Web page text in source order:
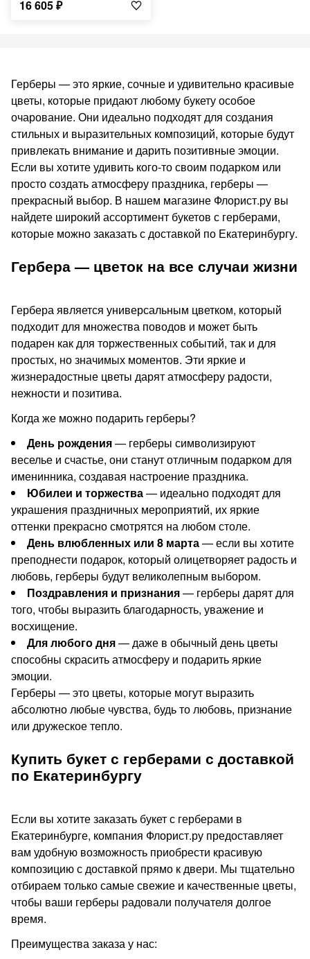
16 605₽
Герберы — это яркие, сочные и удивительно красивые
цветы, которые придают любому букету особое
очарование. Они идеально подходят для создания
стильных и выразительных композиций, которые будут
привлекать внимание и дарить позитивные эмоции.
Если вы хотите удивить кого-то своим подарком или
просто создать атмосферу праздника, герберы —
прекрасный выбор. В нашем магазине Флорист.ру вы
найдете широкий ассортимент букетов с герберами,
которые можно заказать с доставкой по Екатеринбургу.
Гербера — цветок на все случаи жизни
Гербера является универсальным цветком, который
подходит для множества поводов и может быть
подарен как для торжественных событий, так и для
простых, но значимых моментов. Эти яркие и
жизнерадостные цветы дарят атмосферу радости,
нежности и позитива.
Когда же можно подарить герберы?
День рождения— герберы символизируют
веселье и счастье, они станут отличным подарком для
именинника, создавая настроение праздника.
Юбилеи и торжества— идеально подходят для
украшения праздничных мероприятий, их яркие
оттенки прекрасно смотрятся на любом столе.
День влюбленных или 8 марта— если вы хотите
преподнести подарок, который олицетворяет радость и
любовь, герберы будут великолепным выбором.
Поздравления и признания— герберы дарят для
того, чтобы выразить благодарность, уважение и
восхищение.
Для любого дня— даже в обычный день цветы
способны скрасить атмосферу и подарить яркие
эмоции.
Герберы — это цветы, которые могут выразить
абсолютно любые чувства, будь то любовь, признание
или дружеское тепло.
Купить букет с герберами с доставкой
по Екатеринбургу
Если вы хотите заказать букет с герберами в
Екатеринбурге, компания Флорист.ру предоставляет
вам удобную возможность приобрести красивую
композицию с доставкой прямо к двери. Мы тщательно
отбираем только самые свежие и качественные цветы,
чтобы ваши герберы радовали получателя долгое
время.
Преимущества заказа у нас: